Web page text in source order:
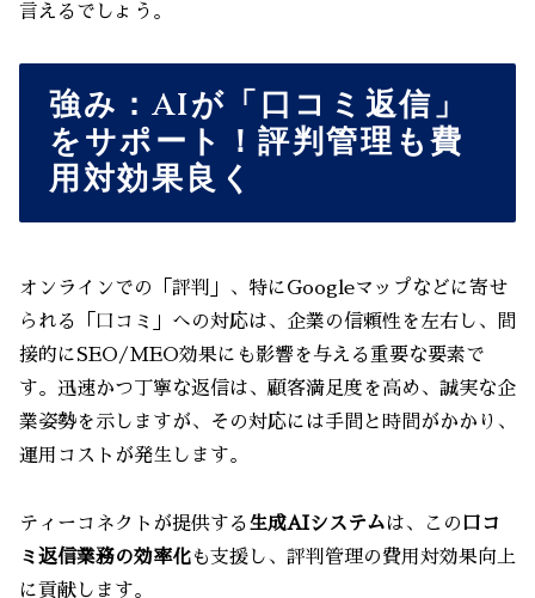
言えるでしょう。
強み：AIが「口コミ返信」
をサポート！評判管理も費
用対効果良く
オンラインでの「評判」、特にGoogleマップなどに寄せ
られる「口コミ」への対応は、企業の信頼性を左右し、間
接的にSEO/MEO効果にも影響を与える重要な要素で
す。迅速かつ丁寧な返信は、顧客満足度を高め、誠実な企
業姿勢を示しますが、その対応には手間と時間がかかり、
運用コストが発生します。
ティーコネクトが提供する生成AIシステムは、この 口コ
ミ返信業務の効率化も支援し、評判管理の費用対効果向上
に貢献します。